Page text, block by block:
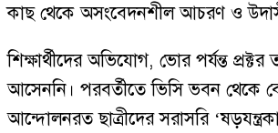
কাছ থেকে অসংবেদনশীল আচরণ ও
শিক্ষার্থীদের অভিযোগ, ভোর পর্যন্ত প্রক্টর
আসেননি। পরবর্তীতে ভিসি ভবন থেকে
আন্দোলনরত ছাত্রীদের সরাসরি